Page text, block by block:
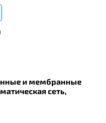
и мембранные
сеть,